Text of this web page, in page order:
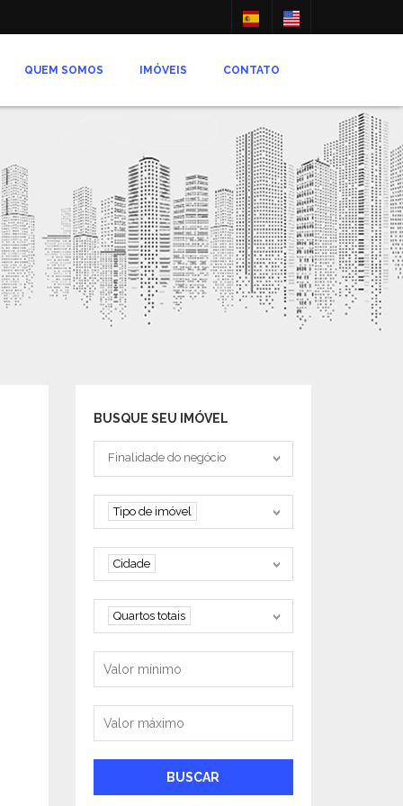
QUEM SOMOS IMÓVEIS CONTATO
BUSQUE SEU IMÓVEL
Tipo negociação
Finalidade do negócio
Tipo de imóvel
Tipo de imóvel
Cidade
Cidade
Quartos
Quartos totais
Valor mínimo
Valor máximo
BUSCAR